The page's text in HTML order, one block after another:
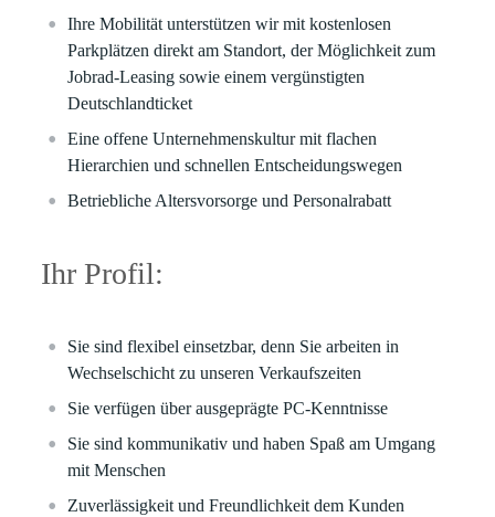
Ihre Mobilität unterstützen wir mit kostenlosen
Parkplätzen direkt am Standort, der Möglichkeit zum
Jobrad-Leasing sowie einem vergünstigten
Deutschlandticket
Eine offene Unternehmenskultur mit flachen
Hierarchien und schnellen Entscheidungswegen
Betriebliche Altersvorsorge und Personalrabatt
Ihr Profil:
Sie sind flexibel einsetzbar, denn Sie arbeiten in
Wechselschicht zu unseren Verkaufszeiten
Sie verfügen über ausgeprägte PC-Kenntnisse
Sie sind kommunikativ und haben Spaß am Umgang
mit Menschen
Zuverlässigkeit und Freundlichkeit dem Kunden